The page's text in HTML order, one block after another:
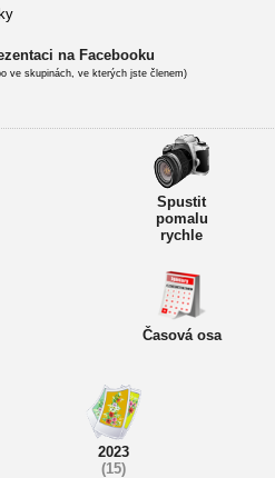
na Facebooku
ve skupinách, ve kterých jste členem)
Spustit
pomalu
rychle
Časová osa
2023
(15)